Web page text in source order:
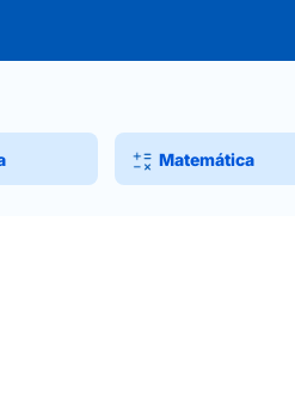
Matemática